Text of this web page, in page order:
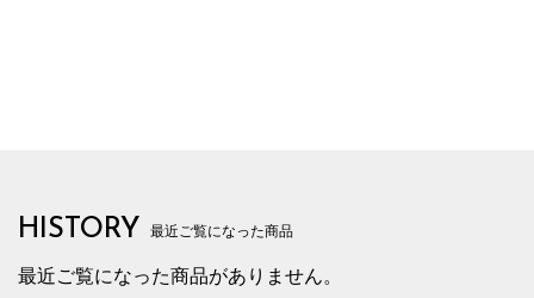
HISTORY 最近ご覧になった商品
最近ご覧になった商品がありません。